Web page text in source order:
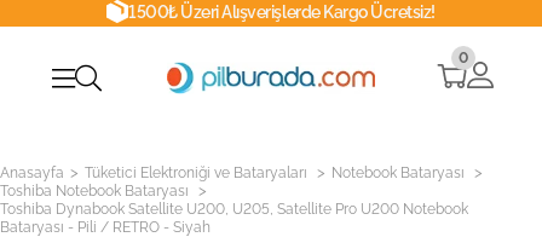
1500₺ Üzeri Alışverişlerde Kargo Ücretsiz!
0
Anasayfa > Tüketici Elektroniği ve Bataryaları > Notebook Bataryası >
Toshiba Notebook Bataryası >
Toshiba Dynabook Satellite U200, U205, Satellite Pro U200 Notebook
Bataryası - Pili / RETRO - Siyah